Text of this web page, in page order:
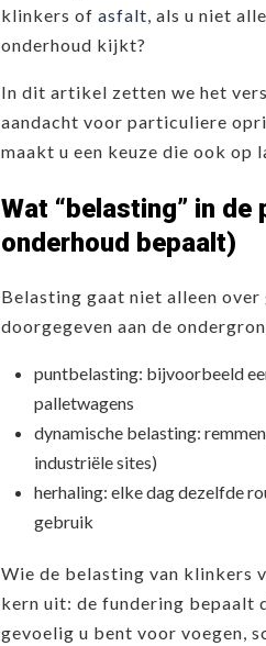
klinkers of asfalt , als u niet
onderhoud kijkt?
In dit artikel zetten we het
aandacht voor particuliere
maakt u een keuze die ook op
Wat “belasting” in
onderhoud bepaalt)
Belasting gaat niet alleen
doorgegeven aan de
puntbelasting: bijvoorbeeld
palletwagens
dynamische belasting:
industriële sites)
herhaling: elke dag dezelfde
gebruik
Wie de belasting van klinkers
kern uit: de fundering bepaalt
gevoelig u bent voor voegen,